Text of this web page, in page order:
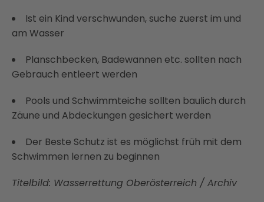
Ist ein Kind verschwunden, suche zuerst im und
am Wasser
Planschbecken, Badewannen etc. sollten nach
Gebrauch entleert werden
Pools und Schwimmteiche sollten baulich durch
Zäune und Abdeckungen gesichert werden
Der Beste Schutz ist es möglichst früh mit dem
Schwimmen lernen zu beginnen
Titelbild: Wasserrettung Oberösterreich / Archiv